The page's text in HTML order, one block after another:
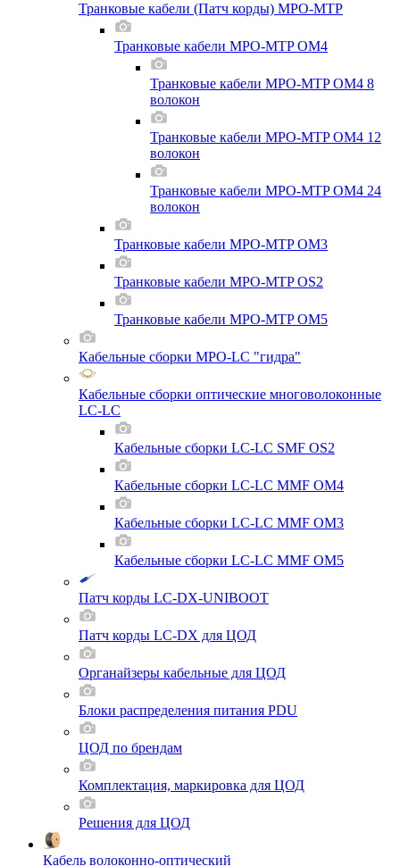
Транковые кабели (Патч корды) MPO-MTP
Транковые кабели MPO-MTP OM4
Транковые кабели MPO-MTP OM4 8
волокон
Транковые кабели MPO-MTP OM4 12
волокон
Транковые кабели MPO-MTP OM4 24
волокон
Транковые кабели MPO-MTP OM3
Транковые кабели MPO-MTP OS2
Транковые кабели MPO-MTP OM5
Кабельные сборки MPO-LC "гидра"
Кабельные сборки оптические многоволоконные
LC-LC
Кабельные сборки LC-LC SMF OS2
Кабельные сборки LC-LC MMF OM4
Кабельные сборки LC-LC MMF OM3
Кабельные сборки LC-LC MMF OM5
Патч корды LC-DX-UNIBOOT
Патч корды LC-DX для ЦОД
Органайзеры кабельные для ЦОД
Блоки распределения питания PDU
ЦОД по брендам
Комплектация, маркировка для ЦОД
Решения для ЦОД
Кабель волоконно-оптический